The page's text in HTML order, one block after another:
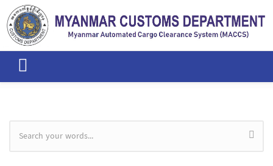
Skip to main content
Search form